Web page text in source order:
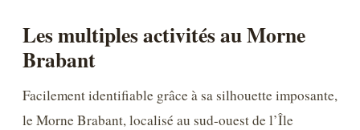
Les multiples activités au Morne
Brabant
Facilement identifiable grâce à sa silhouette imposante,
le Morne Brabant, localisé au sud-ouest de l’Île